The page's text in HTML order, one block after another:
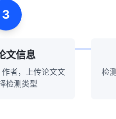
3
文信息
者，上传论文文
检测类型
检